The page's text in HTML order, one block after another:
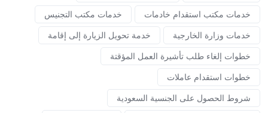
خدمات مكتب استقدام خادمات
خدمات مكتب التجنيس
خدمات وزارة الخارجية
خدمة تحويل الزيارة إلى إقامة
خطوات إلغاء طلب تأشيرة العمل المؤقتة
خطوات استقدام عاملات
شروط الحصول على الجنسية السعودية